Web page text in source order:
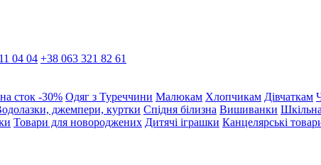
04 04 +38 063 321 82 61
сток -30% Одяг з Туреччини Малюкам Хлопчикам Дівчаткам
джемпери, куртки Спідня білизна Вишиванки
Товари для новороджених Дитячі іграшки Канцелярські